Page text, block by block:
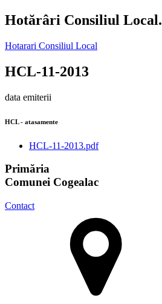
Hotărâri Consiliul Local.
Hotarari Consiliul Local
HCL-11-2013
data emiterii
HCL - atasamente
HCL-11-2013.pdf
Primăria
Comunei Cogealac
Contact